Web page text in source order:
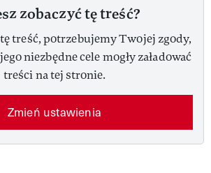
zobaczyć tę treść?
treść, potrzebujemy Twojej zgody,
niezbędne cele mogły załadować
treści na tej stronie.
Zmień ustawienia